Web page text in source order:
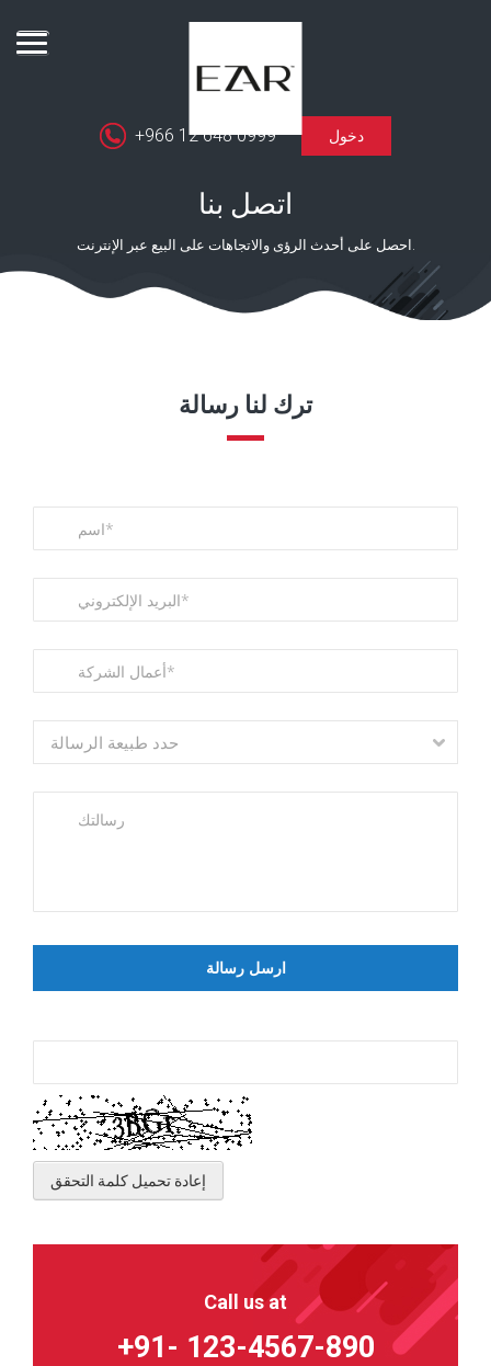
Toggle
+966 12 648 0999 دخول
اتصل بنا
احصل على أحدث الرؤى والاتجاهات على البيع عبر الإنترنت.
ترك لنا رسالة
حدد طبيعة الرسالة
ارسل رسالة
إعادة تحميل كلمة التحقق
Call us at
+91- 123-4567-890